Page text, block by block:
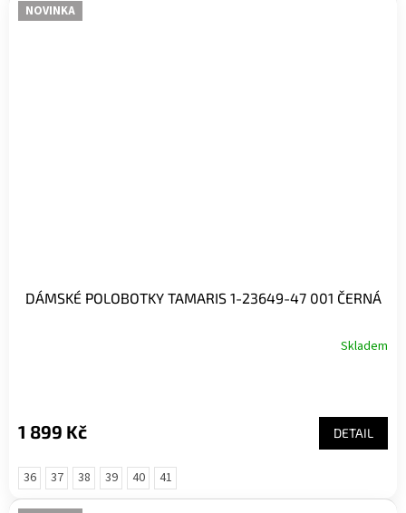
NOVINKA
DÁMSKÉ POLOBOTKY TAMARIS 1-23649-47 001 ČERNÁ
Skladem
1 899 Kč DETAIL
36 37 38 39 40 41